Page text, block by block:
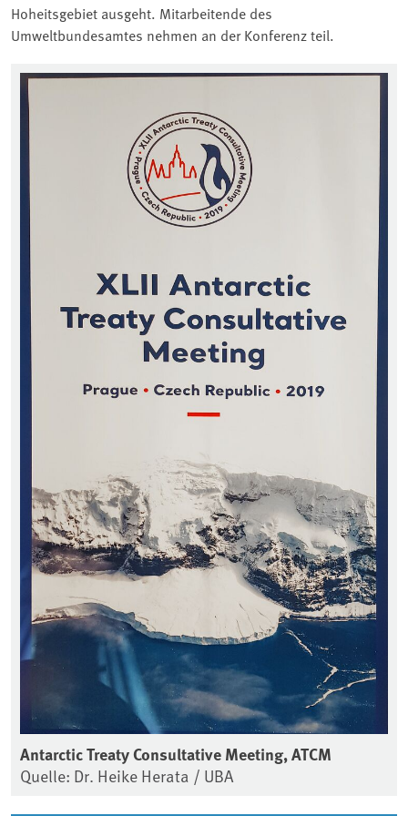
Hoheitsgebiet ausgeht. Mitarbeitende des
Umweltbundesamtes nehmen an der Konferenz teil.
Associated content
Antarctic Treaty Consultative Meeting, ATCM
Quelle: Dr. Heike Herata / UBA